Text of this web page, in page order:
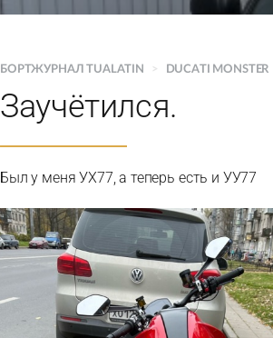
БОРТЖУРНАЛ TUALATIN > DUCATI MONSTER
Заучётился.
Был у меня УХ77, а теперь есть и УУ77